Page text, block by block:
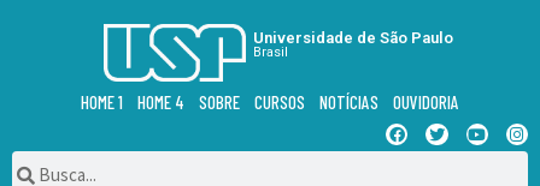
Universidade de São Paulo
Brasil
HOME 1 HOME 4 SOBRE CURSOS NOTÍCIAS OUVIDORIA